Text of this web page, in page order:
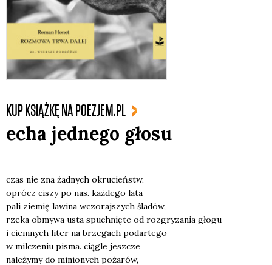
KUP KSIĄŻKĘ NA POEZJEM.PL
echa jednego głosu
czas nie zna żad­nych okru­cieństw,
oprócz ciszy po nas. każ­de­go lata
pali zie­mię lawi­na wczo­raj­szych śla­dów,
rze­ka obmy­wa usta spuch­nię­te od roz­gry­za­nia gło­gu
i ciem­nych liter na brze­gach podar­te­go
w mil­cze­niu pisma. cią­gle jesz­cze
nale­ży­my do minio­nych poża­rów,